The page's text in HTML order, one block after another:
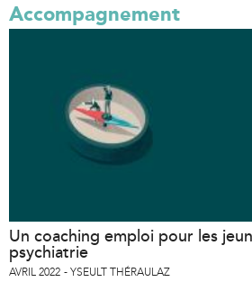
Accompagnement
Un coaching emploi pour les
psychiatrie
AVRIL 2022 YSEULT THÉRAULAZ